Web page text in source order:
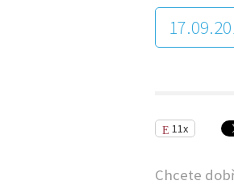
11x
Chcete